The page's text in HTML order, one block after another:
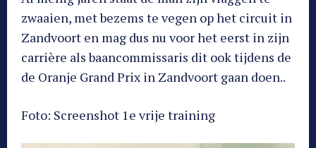
zwaaien, met bezems te vegen op het circuit in
Zandvoort en mag dus nu voor het eerst in zijn
carrière als baancommissaris dit ook tijdens de
de Oranje Grand Prix in Zandvoort gaan doen..
Foto: Screenshot 1e vrije training